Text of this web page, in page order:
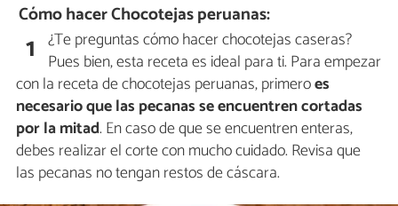
Cómo hacer Chocotejas peruanas:
1 ¿Te preguntas cómo hacer chocotejas caseras?
Pues bien, esta receta es ideal para ti. Para empezar
con la receta de chocotejas peruanas, primeroes
necesario que las pecanas se encuentren cortadas
por la mitad. En caso de que se encuentren enteras,
debes realizar el corte con mucho cuidado. Revisa que
las pecanas no tengan restos de cáscara.